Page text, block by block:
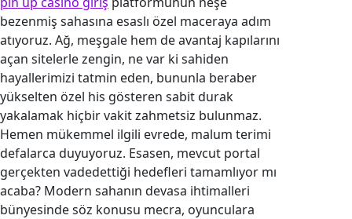
bezenmiş sahasına esaslı özel maceraya adım
atıyoruz. Ağ, meşgale hem de avantaj kapılarını
açan sitelerle zengin, ne var ki sahiden
hayallerimizi tatmin eden, bununla beraber
yükselten özel his gösteren sabit durak
yakalamak hiçbir vakit zahmetsiz bulunmaz.
Hemen mükemmel ilgili evrede, malum terimi
defalarca duyuyoruz. Esasen, mevcut portal
gerçekten vadedettiği hedefleri tamamlıyor mı
acaba? Modern sahanın devasa ihtimalleri
bünyesinde söz konusu mecra, oyunculara